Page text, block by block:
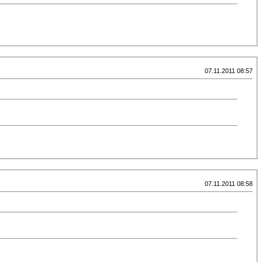
07.11.2011 08:57
07.11.2011 08:58